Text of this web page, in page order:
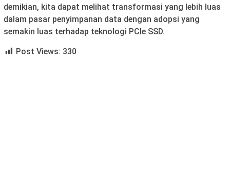
demikian, kita dapat melihat transformasi yang lebih luas
dalam pasar penyimpanan data dengan adopsi yang
semakin luas terhadap teknologi PCIe SSD.
Post Views: 330